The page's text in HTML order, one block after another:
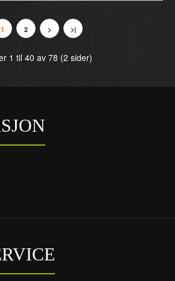
305NOK 720NOK 305NOK
Barn
720NOK
1 2 > >|
1 til 40 av 78 (2 sider)